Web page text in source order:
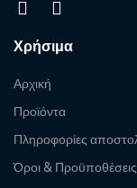
Χρήσιμα
Αρχική
Προϊόντα
Πληροφορίες
Όροι &